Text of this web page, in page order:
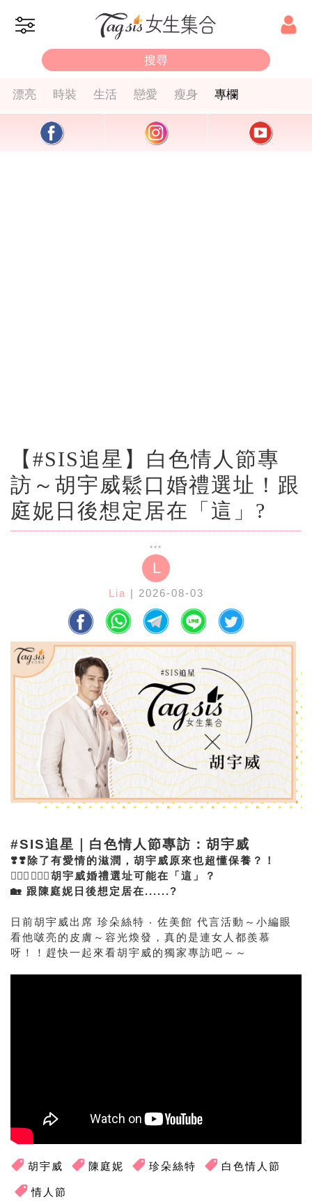
漂亮 時裝 生活 戀愛 瘦身 專欄
【#SIS追星】白色情人節專
訪～胡宇威鬆口婚禮選址！跟
庭妮日後想定居在「這」?
L
Lia | 2026-08-03
#SIS追星｜白色情人節專訪：胡宇威
❣️❣️除了有愛情的滋潤，胡宇威原來也超懂保養？！
🤵🏻‍♀️👰🏻‍♀️胡宇威婚禮選址可能在「這」？
🏡 跟陳庭妮日後想定居在......?
日前胡宇威出席 珍朵絲特 ‧ 佐美館 代言活動～小編眼
看他啵亮的皮膚～容光煥發，真的是連女人都羨慕
呀！！趕快一起來看胡宇威的獨家專訪吧～～
胡宇威 陳庭妮 珍朵絲特 白色情人節
情人節